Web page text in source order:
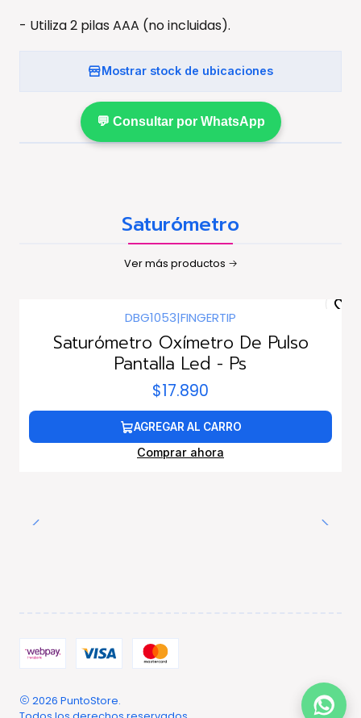
- Utiliza 2 pilas AAA (no incluidas).
Mostrar stock de ubicaciones
💬 Consultar por WhatsApp
Saturómetro
Ver más productos
DBG1053|FINGERTIP
Saturómetro Oxímetro De Pulso
Pantalla Led - Ps
$17.890
AGREGAR AL CARRO
Comprar ahora
2026 PuntoStore.